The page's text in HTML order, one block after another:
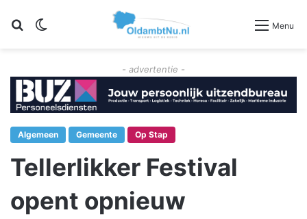
Zoeken Menu
- advertentie -
Algemeen Gemeente Op Stap
Tellerlikker Festival
opent opnieuw